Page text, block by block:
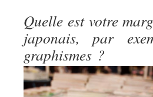
Quelle est votre
japonais, par
graphismes ?